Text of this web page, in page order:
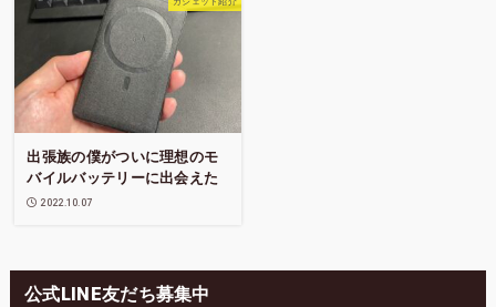
出張族の僕がついに理想のモ
バイルバッテリーに出会えた
2022.10.07
公式LINE友だち募集中